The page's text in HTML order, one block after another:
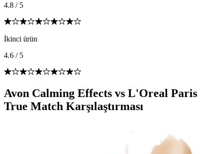
4.8 / 5
İkinci ürün
4.6 / 5
Avon Calming Effects vs L'Oreal Paris
True Match Karşılaştırması